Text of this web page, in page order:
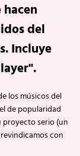
del
Incluye
los músicos del
de popularidad
proyecto serio (un
con